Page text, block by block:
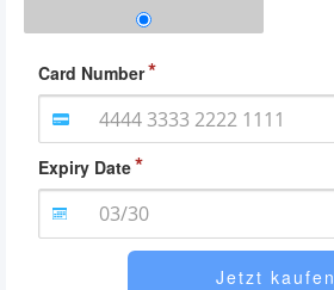
Card Number
Expiry Date
Jetzt kaufen